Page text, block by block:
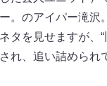
。のアイパー滝沢
タを見せますが、“
れ、追い詰められ